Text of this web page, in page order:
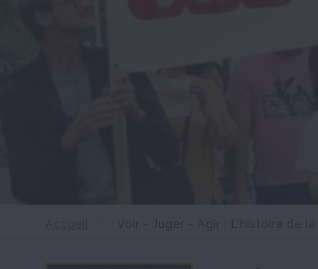
Voir - Juger - Agir : L'histoire de la